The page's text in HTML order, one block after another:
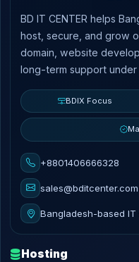
BD IT CENTER helps
host, secure, and grow
domain, website
long-term support
BDIX Focus
+8801406666328
sales@bditcenter.com
Bangladesh-based
Hosting